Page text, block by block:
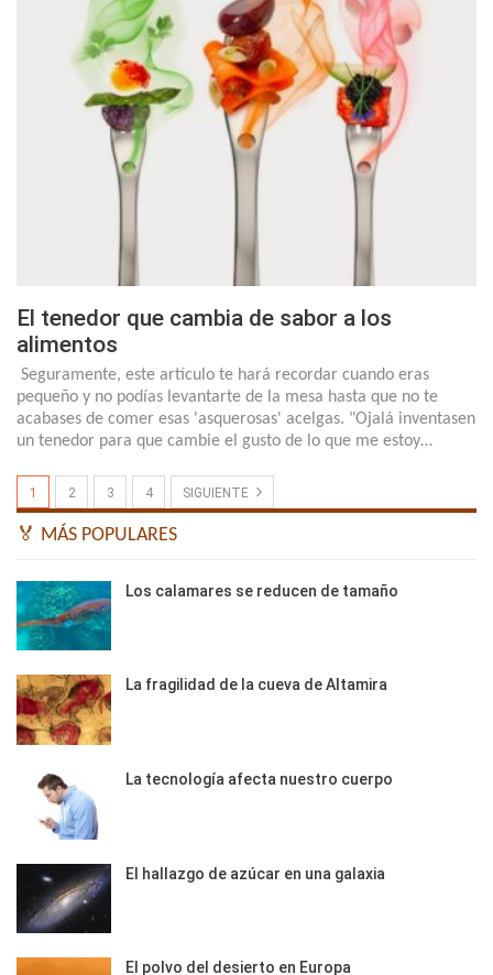
El tenedor que cambia de sabor a los
alimentos
Seguramente, este artículo te hará recordar cuando eras
pequeño y no podías levantarte de la mesa hasta que no te
acabases de comer esas 'asquerosas' acelgas. "Ojalá inventasen
un tenedor para que cambie el gusto de lo que me estoy…
1 2 3 4 SIGUIENTE
🏅 MÁS POPULARES
Los calamares se reducen de tamaño
La fragilidad de la cueva de Altamira
La tecnología afecta nuestro cuerpo
El hallazgo de azúcar en una galaxia
El polvo del desierto en Europa